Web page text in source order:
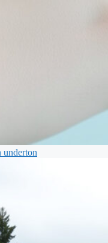
underton